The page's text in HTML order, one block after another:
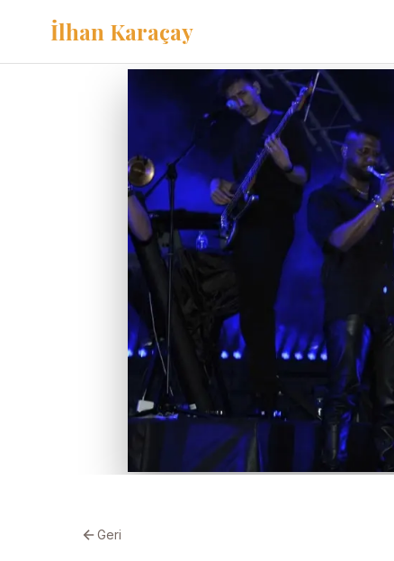
İlhan Karaçay
Geri